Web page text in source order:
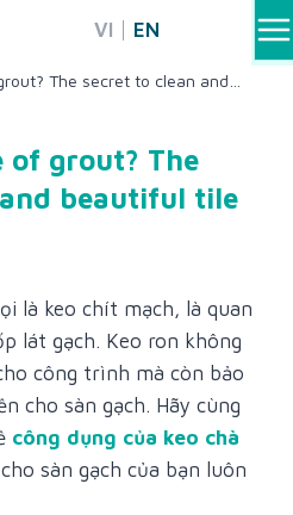
VI EN
The secret to clean and
of grout? The
beautiful tile
là keo chít mạch, là quan
lát gạch. Keo ron không
công trình mà còn bảo
cho sàn gạch. Hãy cùng
công dụng của keo chà
sàn gạch của bạn luôn